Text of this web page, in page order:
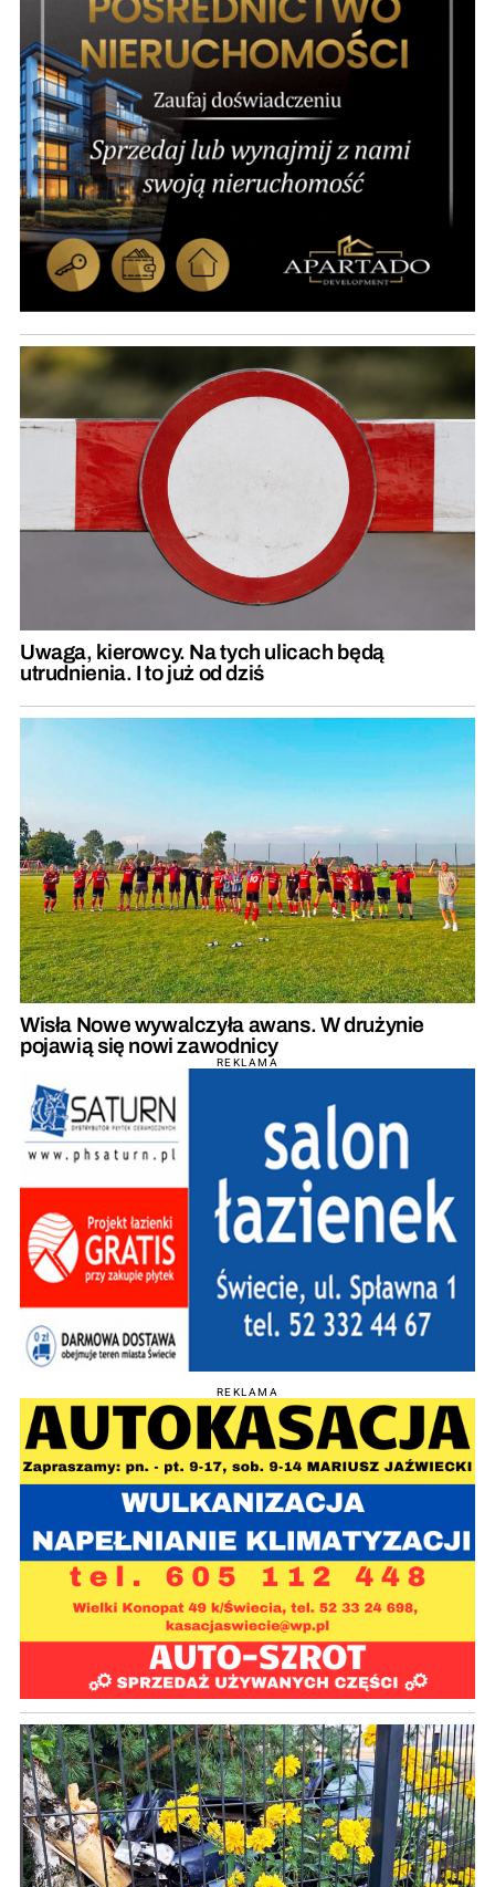
Uwaga, kierowcy. Na tych ulicach będą
utrudnienia. I to już od dziś
Wisła Nowe wywalczyła awans. W drużynie
pojawią się nowi zawodnicy
REKLAMA
REKLAMA